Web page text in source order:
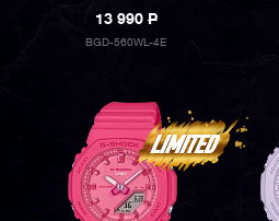
13 990P
BGD-560WL-4E